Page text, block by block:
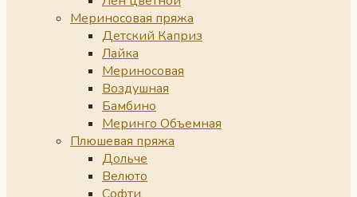
Мериносовая пряжа
Детский Каприз
Лайка
Мериносовая
Воздушная
Бамбино
Меринго Объемная
Плюшевая пряжа
Дольче
Велюто